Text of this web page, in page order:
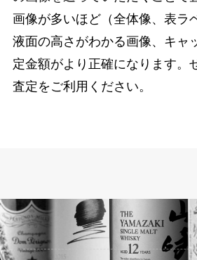
画像が多いほど（全体像、表ラ
液面の高さがわかる画像、キャ
定金額がより正確になります。
査定をご利用ください。